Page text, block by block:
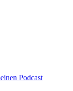
Podcast